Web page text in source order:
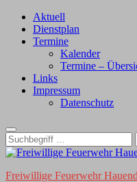
Zum
Inhalt
Aktuell
Dienstplan
Termine
Kalender
Termine –
Links
Impressum
Datenschutz
Suche
nach:
Freiwillige Feuerwehr